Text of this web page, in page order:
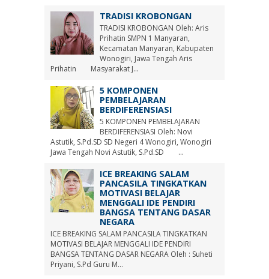
TRADISI KROBONGAN
TRADISI KROBONGAN Oleh: Aris
Prihatin SMPN 1 Manyaran,
Kecamatan Manyaran, Kabupaten
Wonogiri, Jawa Tengah Aris
Prihatin Masyarakat J...
5 KOMPONEN
PEMBELAJARAN
BERDIFERENSIASI
5 KOMPONEN PEMBELAJARAN
BERDIFERENSIASI Oleh: Novi
Astutik, S.Pd.SD SD Negeri 4 Wonogiri, Wonogiri
Jawa Tengah Novi Astutik, S.Pd.SD ...
ICE BREAKING SALAM
PANCASILA TINGKATKAN
MOTIVASI BELAJAR
MENGGALI IDE PENDIRI
BANGSA TENTANG DASAR
NEGARA
ICE BREAKING SALAM PANCASILA TINGKATKAN
MOTIVASI BELAJAR MENGGALI IDE PENDIRI
BANGSA TENTANG DASAR NEGARA Oleh : Suheti
Priyani, S.Pd Guru M...